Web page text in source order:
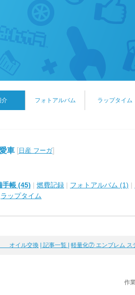
介 フォトアルバム ラップタイム
車 [ 日産 フーガ]
手帳 (45) | 燃費記録 | フォトアルバム (1) |
ラップタイム
ル交換 | 記事一覧 | 軽量化⑦ エンブレム ス
作